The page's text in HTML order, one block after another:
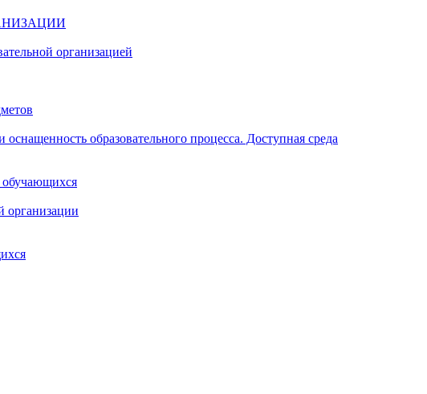
организацией
образовательного процесса. Доступная среда
обучающихся
организации